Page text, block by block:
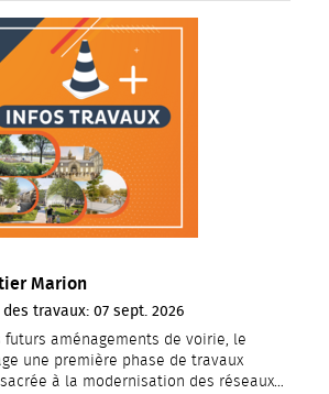
Marion
travaux: 07 sept. 2026
futurs aménagements de voirie, le
une première phase de travaux
à la modernisation des réseaux…